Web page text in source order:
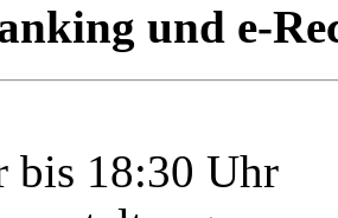
und e-
bis 18:30 Uhr